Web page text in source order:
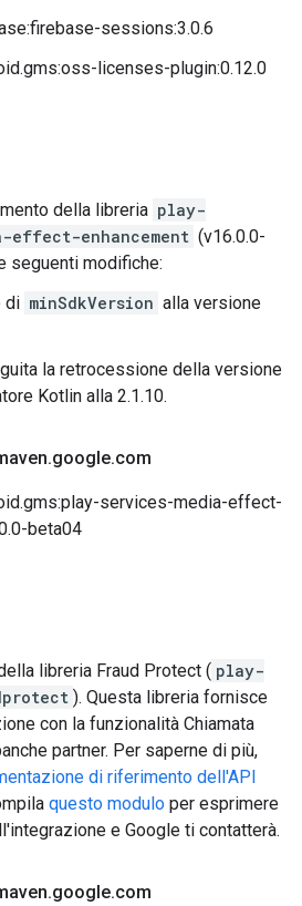
sessions:3.0.6
licenses-plugin:0.12.0
della libreria play-
effect-enhancement (v16.0.0-
seguenti modifiche:
di minSdkVersion alla versione
la retrocessione della versione
Kotlin alla 2.1.10.
.google.com
services-media-effect-
beta04
libreria Fraud Protect ( play-
). Questa libreria fornisce
con la funzionalità Chiamata
partner. Per saperne di più,
di riferimento dell'API
questo modulo per esprimere
e Google ti contatterà.
.google.com